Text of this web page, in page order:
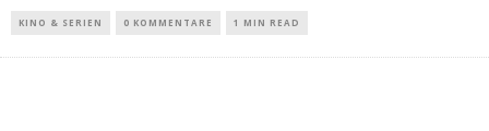
KINO & SERIEN 0 KOMMENTARE 1 MIN READ